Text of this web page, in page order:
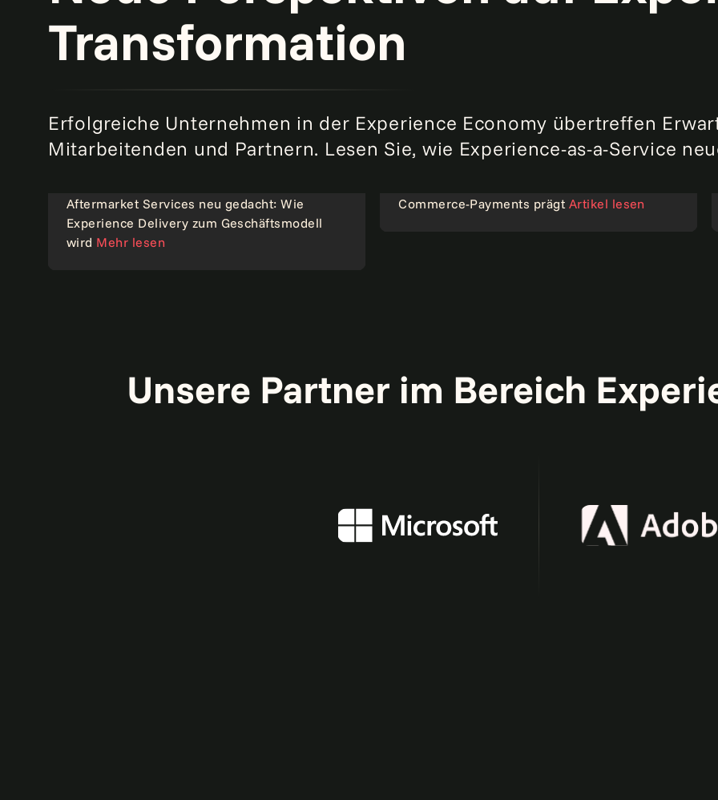
Transformation
Erfolgreiche Unternehmen in der Experience Economy übertreffen
Mitarbeitenden und Partnern. Lesen Sie, wie Experience-as-a-Service
Point of view
Aftermarket Services neu gedacht: Wie
Experience Delivery zum Geschäftsmodell
wird Mehr lesen
Commerce-Payments prägt Artikel lesen
Unsere Partner im Bereich